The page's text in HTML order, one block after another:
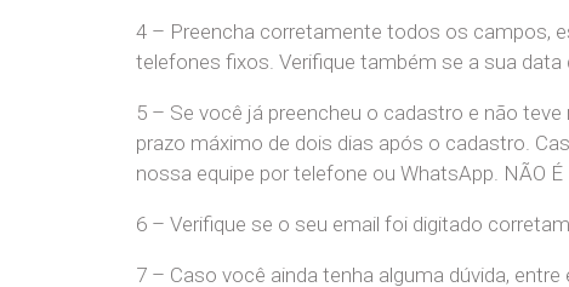
4 – Preencha corretamente todos os campos,
telefones fixos. Verifique também se a sua
5 – Se você já preencheu o cadastro e não
prazo máximo de dois dias após o cadastro.
nossa equipe por telefone ou WhatsApp. NÃO É
6 – Verifique se o seu email foi digitado
7 – Caso você ainda tenha alguma dúvida,